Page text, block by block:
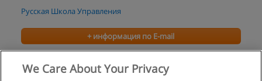
Русская Школа Управления
+ информация по E-mail
Управление бухгалтерией предприятия
We Care About Your Privacy